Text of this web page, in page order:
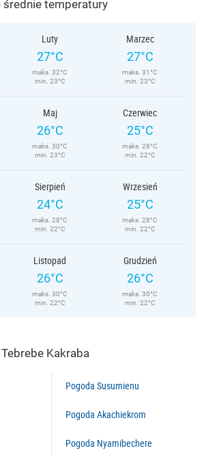
średnie temperatury
Luty
27°C
maks. 32°C
min. 23°C
Marzec
27°C
maks. 31°C
min. 23°C
Maj
26°C
maks. 30°C
min. 23°C
Czerwiec
25°C
maks. 28°C
min. 22°C
Sierpień
24°C
maks. 28°C
min. 22°C
Wrzesień
25°C
maks. 28°C
min. 22°C
Listopad
26°C
maks. 30°C
min. 22°C
Grudzień
26°C
maks. 30°C
min. 22°C
Kakraba
Pogoda Susumienu
Pogoda Akachiekrom
Pogoda Nyamibechere